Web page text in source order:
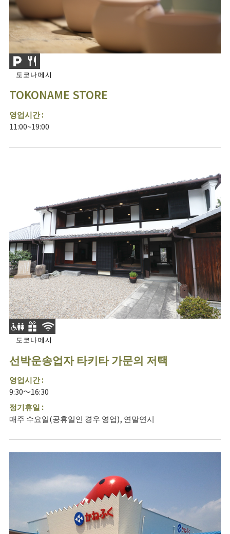
도코나메시
TOKONAME STORE
영업시간 :
11:00~19:00
도코나메시
선박운송업자 타키타 가문의 저택
영업시간 :
9:30～16:30
정기휴일 :
매주 수요일(공휴일인 경우 영업), 연말연시